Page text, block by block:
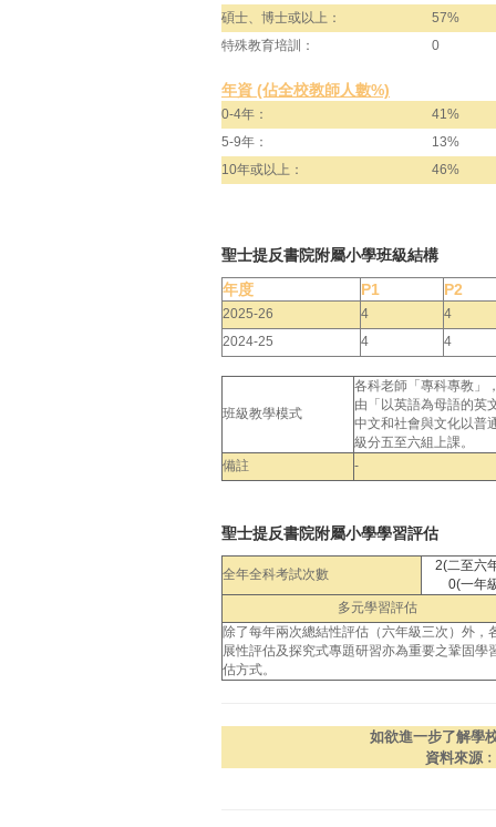
碩士、博士或以上：
57%
特殊教育培訓：
0
年資 (佔全校教師人數%)
0-4年：
41%
5-9年：
13%
10年或以上：
46%
聖士提反書院附屬小學班級結構
年度
P1 P2
2025-26 4
4
2024-25
4 4
班級教學模式
各科老師「專科專教」
由「以英語為母語的英
中文和社會與文化以普
級分五至六組上課。
備註
-
聖士提反書院附屬小學學習評估
全年全科考試次數
2(二至六
0(一年
多元學習評估
除了每年兩次總結性評估（六年級三次）外，
展性評估及探究式專題研習亦為重要之鞏固學
估方式。
如欲進一步了解學
資料來源﹕